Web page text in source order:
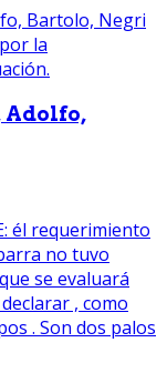
Adolfo,